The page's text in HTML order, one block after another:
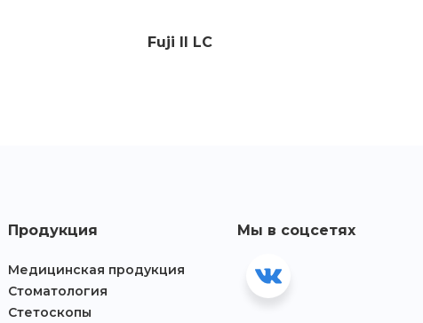
Fuji II LC
Продукция
Медицинская продукция
Стоматология
Стетоскопы
Мы в соцсетях